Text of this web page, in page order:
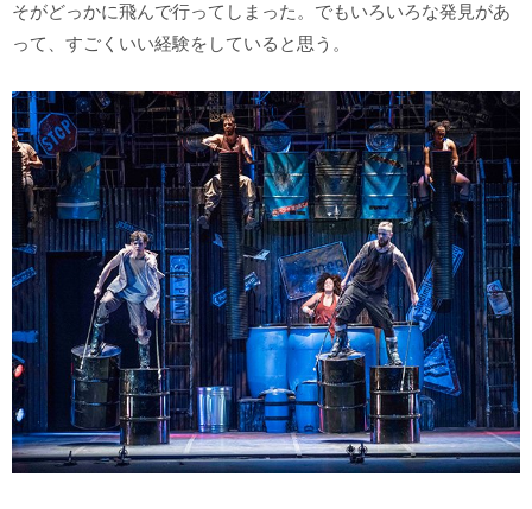
そがどっかに飛んで行ってしまった。でもいろいろな発見があ
って、すごくいい経験をしていると思う。